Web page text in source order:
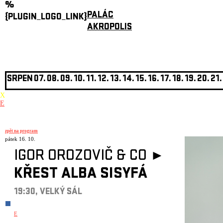
%
{PLUGIN_LOGO_LINK}PALÁC
AKROPOLIS
SRPEN07.08.09.10.11.12.13.14.15.16.17.18.19.20.21.
X
E
zpět na program
pátek 16. 10.
IGOR OROZOVIČ & CO ►
KŘEST ALBA SISYFÁ
19:30, VELKÝ SÁL
E